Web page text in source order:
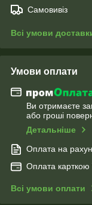
Самовивіз
Всі умови
Умови оплати
Ви отримаєте
або гроші
Детальніше
Оплата на
Оплата
Всі умови оплати